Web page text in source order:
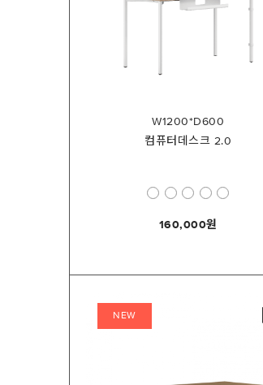
W1200*D600
컴퓨터데스크 2.0
160,000
NEW